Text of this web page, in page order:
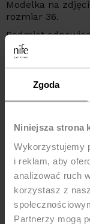
Zgoda
Niniejsza strona
Wykorzystujemy
i reklam, aby
analizować ruch
korzystasz z
Partnerzy mogą
Modelka na
rozmiar 36.
Podmiot
UE:
NIFE Sp. z o o.,
kraj: Polska,
sklep@nife.pl
MOŻE CI SIĘ
Nowość